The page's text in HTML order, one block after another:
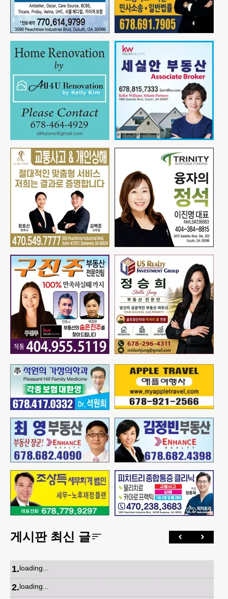
게시판 최신 글
1.loading...
2.loading...